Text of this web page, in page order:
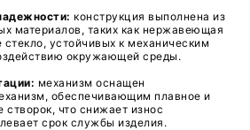
: конструкция выполнена из
материалов, таких как нержавеющая
стекло, устойчивых к механическим
окружающей среды.
механизм оснащен
обеспечивающим плавное и
что снижает износ
срок службы изделия.